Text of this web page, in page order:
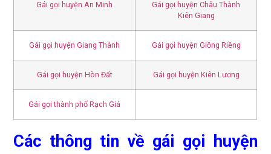
Gái gọi huyện An Minh
Gái gọi huyện Châu Thành
Kiên Giang
Gái gọi huyện Giang Thành Gái gọi huyện Giồng Riềng
Gái gọi huyện Hòn Đất Gái gọi huyện Kiên Lương
Gái gọi thành phố Rạch Giá
Các thông tin về gái gọi huyện